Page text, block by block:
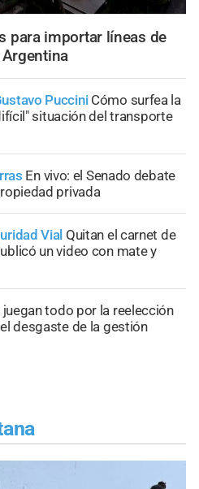
para importar líneas de
Puccini Cómo surfea la
situación del transporte
En vivo: el Senado debate
privada
Vial Quitan el carnet de
un video con mate y
todo por la reelección
desgaste de la gestión